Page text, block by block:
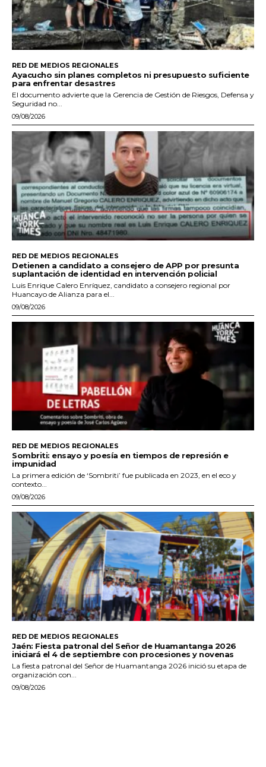
RED DE MEDIOS REGIONALES
Ayacucho sin planes completos ni presupuesto suficiente
para enfrentar desastres
El documento advierte que la Gerencia de Gestión de Riesgos, Defensa y
Seguridad no...
09/08/2026
RED DE MEDIOS REGIONALES
Detienen a candidato a consejero de APP por presunta
suplantación de identidad en intervención policial
Luis Enrique Calero Enríquez, candidato a consejero regional por
Huancayo de Alianza para el...
09/08/2026
RED DE MEDIOS REGIONALES
Sombriti: ensayo y poesía en tiempos de represión e
impunidad
La primera edición de ‘Sombriti’ fue publicada en 2023, en el eco y
contexto...
09/08/2026
RED DE MEDIOS REGIONALES
Jaén: Fiesta patronal del Señor de Huamantanga 2026
iniciará el 4 de septiembre con procesiones y novenas
La fiesta patronal del Señor de Huamantanga 2026 inició su etapa de
organización con...
09/08/2026